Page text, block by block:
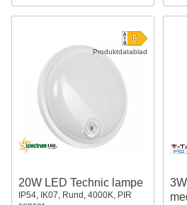
Produktdatablad
20W LED Technic lampe
IP54, IK07, Rund, 4000K, PIR